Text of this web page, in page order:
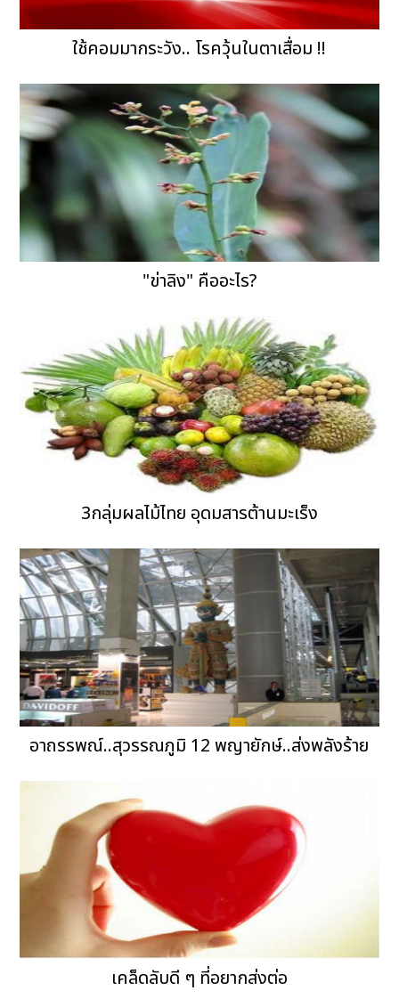
ใช้คอมมากระวัง.. โรควุ้นในตาเสื่อม !!
"ข่าลิง" คืออะไร?
3กลุ่มผลไม้ไทย อุดมสารต้านมะเร็ง
อาถรรพณ์..สุวรรณภูมิ 12 พญายักษ์..ส่งพลังร้าย
เคล็ดลับดี ๆ ที่อยากส่งต่อ